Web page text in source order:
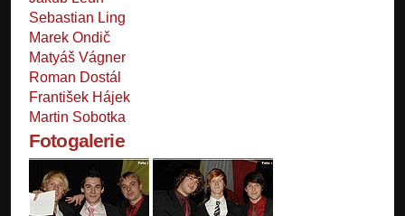
Sebastian Ling
Marek Ondič
Matyáš Vágner
Roman Dostál
František Hájek
Martin Sobotka
Fotogalerie